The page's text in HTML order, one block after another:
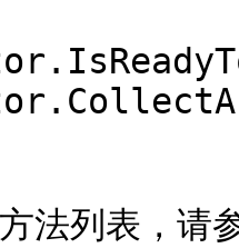
方法列表，